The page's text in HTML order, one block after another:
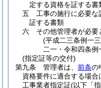
定する資格を証する書
五
工事の施行に必要
証する書類
六
その他管理者が必要
(平成二三条例一
二一・令和四条例
(指定証等の交付)
第九条
管理者は、 前条の
資格要件に適合する場
工事業者指定証(以下「